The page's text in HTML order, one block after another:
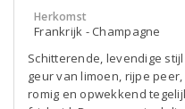
Herkomst
Frankrijk - Champagne
Schitterende, levendige
geur van limoen, rijpe
romig en opwekkend